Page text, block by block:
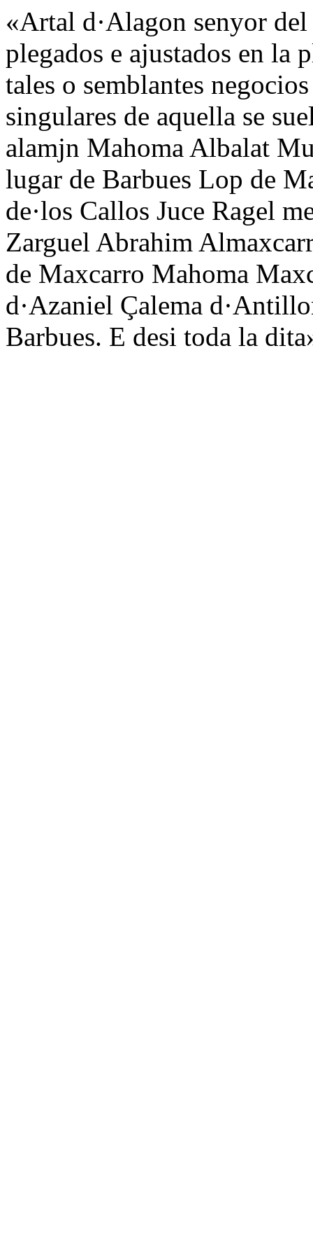
«Artal d·Alagon senyor
plegados e ajustados en la
tales o semblantes
singulares de aquella se
alamjn Mahoma Albalat
lugar de Barbues Lop de
de·los Callos Juce Ragel
Zarguel Abrahim
de Maxcarro Mahoma
d·Azaniel Çalema
Barbues. E desi toda la